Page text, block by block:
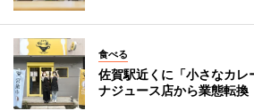
食べる
佐賀駅近くに「小さなカ
ナジュース店から業態転換